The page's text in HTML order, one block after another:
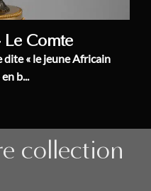
Comte
dite « le jeune Africain
b...
collection